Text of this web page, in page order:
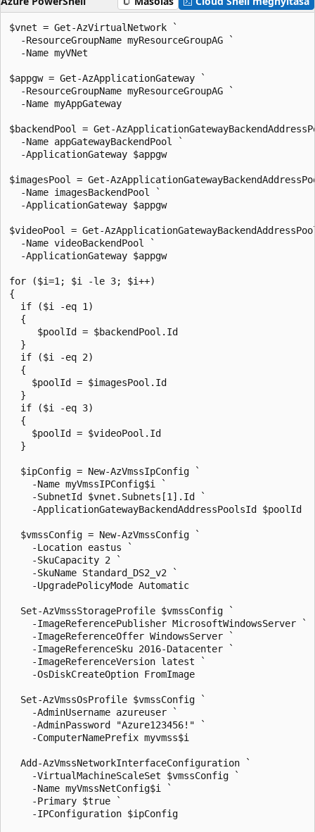
$vnet = Get-AzVirtualNetwork `
  -ResourceGroupName myResourceGroupAG `
  -Name myVNet
$appgw = Get-AzApplicationGateway `
  -ResourceGroupName myResourceGroupAG `
  -Name myAppGateway
$backendPool = Get-
  -Name appGatewayBackendPool `
  -ApplicationGateway $appgw
$imagesPool = Get-
  -Name imagesBackendPool `
  -ApplicationGateway $appgw
$videoPool = Get-
  -Name videoBackendPool `
  -ApplicationGateway $appgw
for ($i=1; $i -le 3; $i++)
{
  if ($i -eq 1)
  {
     $poolId = $backendPool.Id
  }
  if ($i -eq 2)
  {
    $poolId = $imagesPool.Id
  }
  if ($i -eq 3)
  {
    $poolId = $videoPool.Id
  }
  $ipConfig = New-AzVmssIpConfig `
    -Name myVmssIPConfig$i `
    -SubnetId $vnet.Subnets[1].Id `
    -ApplicationGatewayBackendAddressPoolsId $poolId
  $vmssConfig = New-AzVmssConfig `
    -Location eastus `
    -SkuCapacity 2 `
    -SkuName Standard_DS2_v2 `
    -UpgradePolicyMode Automatic
  Set-AzVmssStorageProfile $vmssConfig `
    -ImageReferencePublisher MicrosoftWindowsServer `
    -ImageReferenceOffer WindowsServer `
    -ImageReferenceSku 2016-Datacenter `
    -ImageReferenceVersion latest `
    -OsDiskCreateOption FromImage
  Set-AzVmssOsProfile $vmssConfig `
    -AdminUsername azureuser `
    -AdminPassword "Azure123456!" `
    -ComputerNamePrefix myvmss$i
  Add-AzVmssNetworkInterfaceConfiguration `
    -VirtualMachineScaleSet $vmssConfig `
    -Name myVmssNetConfig$i `
    -Primary $true `
    -IPConfiguration $ipConfig